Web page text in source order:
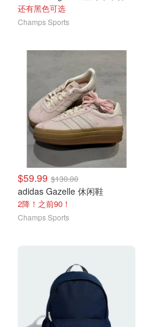
还有黑色可选
Champs Sports
$59.99 $130.00
adidas Gazelle 休闲鞋
2降！之前90！
Champs Sports